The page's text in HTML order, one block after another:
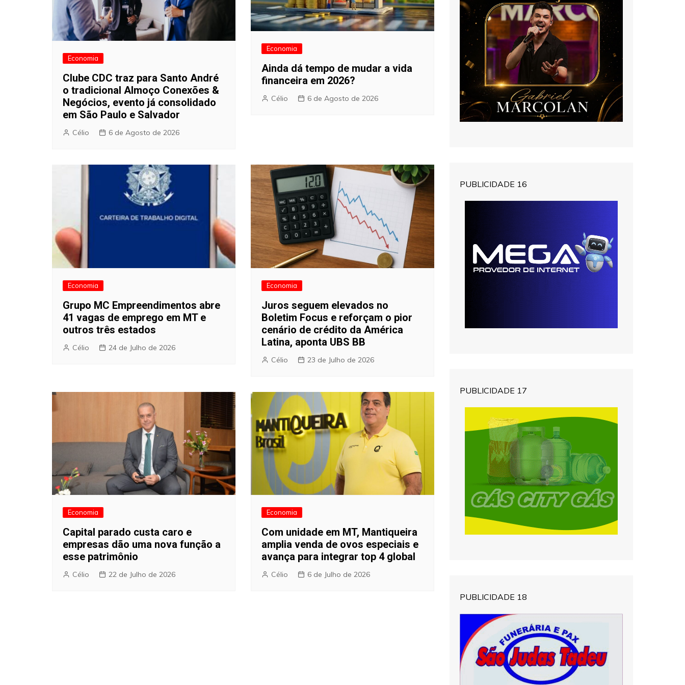
Economia
Clube CDC traz para Santo André
o tradicional Almoço Conexões &
Negócios, evento já consolidado
em São Paulo e Salvador
Célio 6 de Agosto de 2026
Economia
Ainda dá tempo de mudar a vida
financeira em 2026?
Célio 6 de Agosto de 2026
Economia
Grupo MC Empreendimentos abre
41 vagas de emprego em MT e
outros três estados
Célio 24 de Julho de 2026
Economia
Juros seguem elevados no
Boletim Focus e reforçam o pior
cenário de crédito da América
Latina, aponta UBS BB
Célio 23 de Julho de 2026
Economia
Capital parado custa caro e
empresas dão uma nova função a
esse patrimônio
Célio 22 de Julho de 2026
Economia
Com unidade em MT, Mantiqueira
amplia venda de ovos especiais e
avança para integrar top 4 global
Célio 6 de Julho de 2026
PUBLICIDADE 16
PUBLICIDADE 17
PUBLICIDADE 18